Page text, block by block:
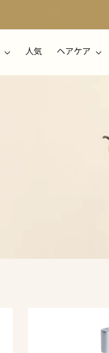
人気 ヘアケア